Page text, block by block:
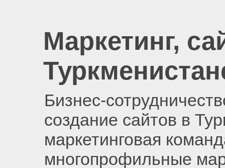
Маркетинг,
Бизнес-
создание сайтов в
маркетинговая
многопрофильные